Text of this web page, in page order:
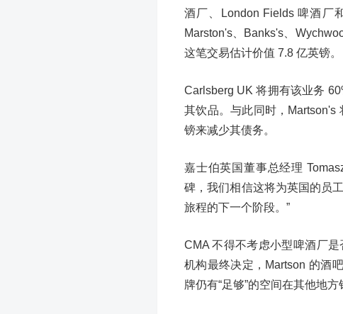
酒厂、London Fields 啤酒
Marston's、Banks's、
这笔交易估计价值 7.8 亿英镑。
Carlsberg UK 将拥有该业务
其饮品。与此同时，Martson's
镑来减少其债务。
嘉士伯英国董事总经理
碑，我们相信这将为英国的员
旅程的下一个阶段。”
CMA 不得不考虑小型啤酒厂
机构最终决定，Martson 的酒
牌仍有“足够”的空间在其他地方